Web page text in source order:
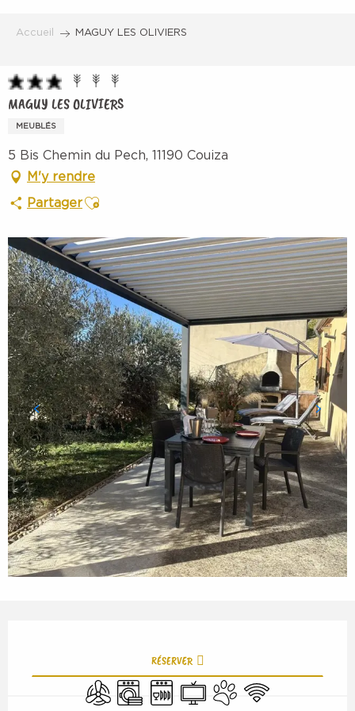
Accueil MAGUY LES OLIVIERS
MAGUY LES OLIVIERS
MEUBLÉS
5 Bis Chemin du Pech, 11190 Couiza
M'y rendre
PartagerAjouter aux favoris
RÉSERVER
Air conditionné
Lave lingeLave vaisselle
TélévisionAnimaux acceptés
WiFi